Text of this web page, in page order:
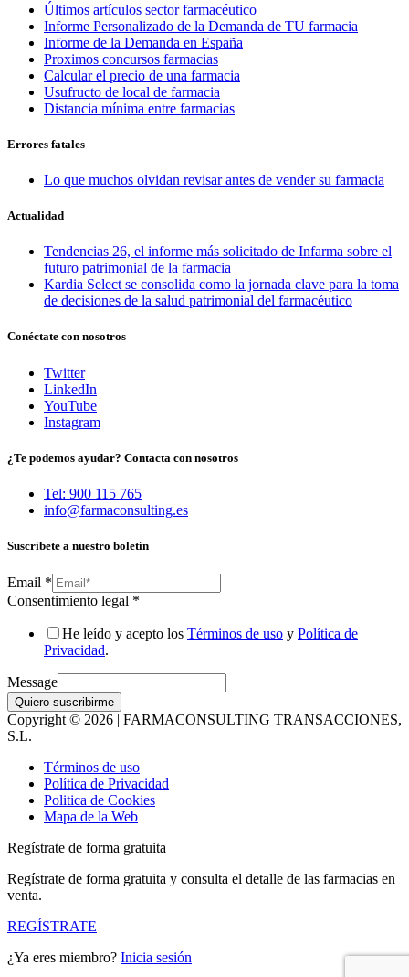
Últimos artículos sector farmacéutico
Informe Personalizado de la Demanda de TU farmacia
Informe de la Demanda en España
Proximos concursos farmacias
Calcular el precio de una farmacia
Usufructo de local de farmacia
Distancia mínima entre farmacias
Errores fatales
Lo que muchos olvidan revisar antes de vender su farmacia
Actualidad
Tendencias 26, el informe más solicitado de Infarma sobre el
futuro patrimonial de la farmacia
Kardia Select se consolida como la jornada clave para la toma
de decisiones de la salud patrimonial del farmacéutico
Conéctate con nosotros
Twitter
LinkedIn
YouTube
Instagram
¿Te podemos ayudar? Contacta con nosotros
Tel: 900 115 765
info@farmaconsulting.es
Suscríbete a nuestro boletín
Email *
Consentimiento legal *
He leído y acepto los Términos de uso y Política de
Privacidad.
Message
Quiero suscribirme
Copyright © 2026 | FARMACONSULTING TRANSACCIONES,
S.L.
Términos de uso
Política de Privacidad
Politica de Cookies
Mapa de la Web
Regístrate de forma gratuita
Regístrate de forma gratuita y consulta el detalle de las farmacias en
venta.
REGÍSTRATE
¿Ya eres miembro? Inicia sesión